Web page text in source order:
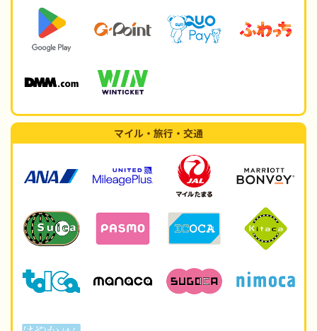
マイル・旅行・交通